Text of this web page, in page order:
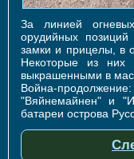
За линией
орудийных
замки и прицелы, в
Некоторые из них
выкрашенными в
Война-
"Вяйнемайнен" и
батареи острова